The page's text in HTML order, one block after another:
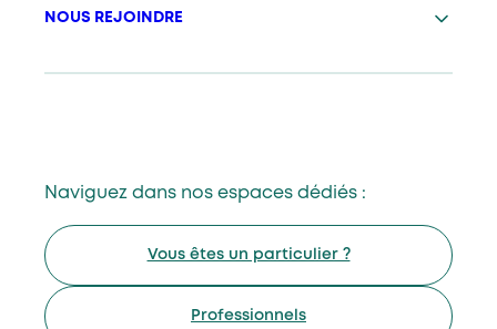
NOUS REJOINDRE
Naviguez dans nos espaces dédiés :
Vous êtes un particulier ?
Professionnels